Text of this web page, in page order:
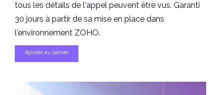
tous les détails de l'appel peuvent être vus. Garanti
30 jours à partir de sa mise en place dans
l'environnement ZOHO.
Ajouter au panier